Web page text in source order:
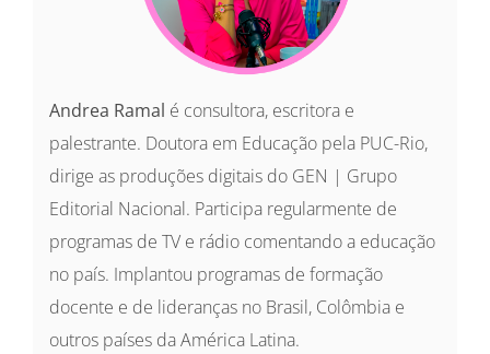
Andrea Ramal é consultora, escritora e
palestrante. Doutora em Educação pela PUC-Rio,
dirige as produções digitais do GEN | Grupo
Editorial Nacional. Participa regularmente de
programas de TV e rádio comentando a educação
no país. Implantou programas de formação
docente e de lideranças no Brasil, Colômbia e
outros países da América Latina.